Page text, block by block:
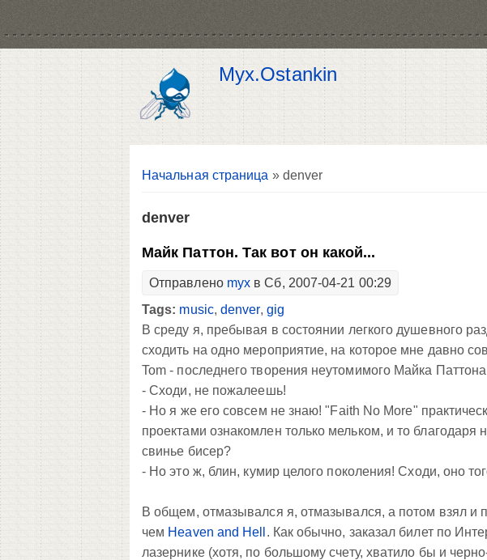
Myx.Ostankin
Вы здесь
Начальная страница » denver
denver
Майк Паттон. Так вот он какой...
Отправлено myx в Сб, 2007-04-21 00:29
Tags: music,denver, gig
В среду я, пребывая в состоянии легкого душевного
сходить на одно мероприятие, на которое мне давно
Tom - последнего творения неутомимого Майка
- Сходи, не пожалеешь!
- Но я же его совсем не знаю! "Faith No More"
проектами ознакомлен только мельком, и то благодаря
свинье бисер?
- Но это ж, блин, кумир целого поколения! Сходи, оно
В общем, отмазывался я, отмазывался, а потом взял
чем Heaven and Hell . Как обычно, заказал билет по
лазернике (хотя, по большому счету, хватило бы и